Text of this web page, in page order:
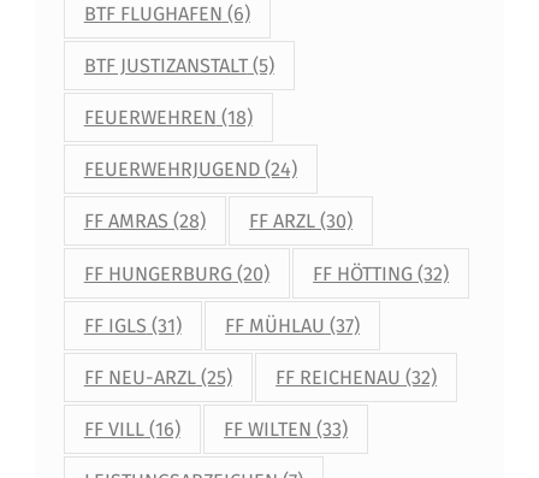
BTF FLUGHAFEN (6)
BTF JUSTIZANSTALT(5)
FEUERWEHREN (18)
FEUERWEHRJUGEND(24)
FF AMRAS (28) FF ARZL (30)
FF HUNGERBURG(20) FF HÖTTING (32)
FF IGLS (31) FF MÜHLAU (37)
FF NEU-ARZL(25) FF REICHENAU (32)
FF VILL(16) FF WILTEN (33)